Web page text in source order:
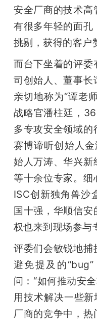
专
题
爱
搞
机
安全厂商的技术
有很多年轻的面
挑剔，获得的客户
而台下坐着的评委
司创始人、董事长
亲切地称为“谭老
战略官潘柱廷，
多专攻安全领域
赛博谛听创始人
始人万涛、华兴
等十余位专家。
ISC创新独角兽沙
国十强，华顺信
权也来到现场参与
评委们会敏锐地
避免提及的
问：“如何推动安
用技术解决一些
厂商的竞争中，热